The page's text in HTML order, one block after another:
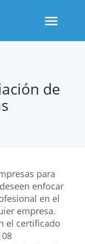
Toggle
de
para
enfocar
en el
empresa.
el certificado